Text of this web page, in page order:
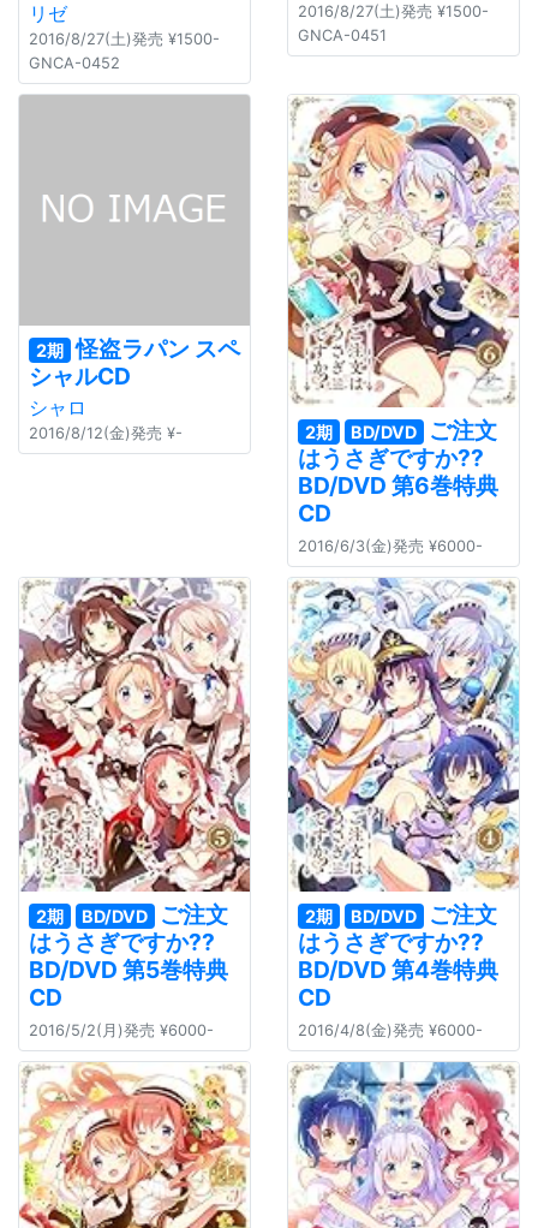
リゼ
2016/8/27(土)発売 ¥1500-
GNCA-0452
2016/8/27(土)発売 ¥1500-
GNCA-0451
2期 怪盗ラパン スペ
シャルCD
シャロ
2016/8/12(金)発売 ¥- 2期 BD/DVD
ご注文
はうさぎですか??
BD/DVD 第6巻特典
CD
2016/6/3(金)発売 ¥6000-
2期 BD/DVD
ご注文
はうさぎですか??
BD/DVD 第5巻特典
CD
2016/5/2(月)発売 ¥6000-
2期 BD/DVD
ご注文
はうさぎですか??
BD/DVD 第4巻特典
CD
2016/4/8(金)発売 ¥6000-